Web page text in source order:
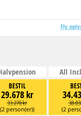
Fly
All
BESTIL
29.678 kr
33.278 kr
(2 person(er)) (2